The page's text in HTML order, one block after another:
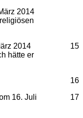
2014
15
2014
hätte er
16
17
16. Juli